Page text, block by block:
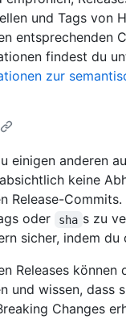
und Tags von
entsprechenden
findest du
zur
einigen anderen
keine
Release-
oder
sha s zu
sicher, indem du
Releases
und wissen, dass
Changes